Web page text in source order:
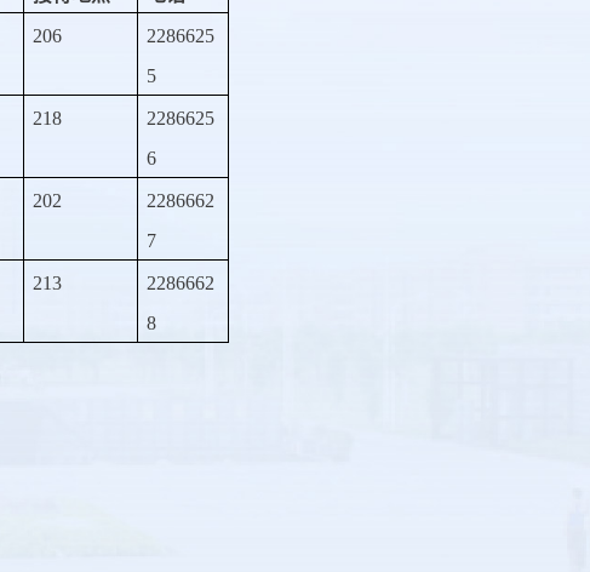
206
2286625
5
218
2286625
6
202
2286662
7
213
2286662
8